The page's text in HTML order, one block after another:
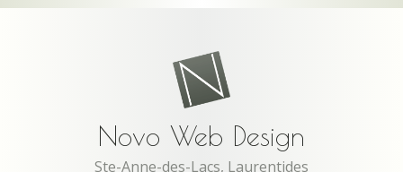
Novo Web Design
Ste-Anne-des-Lacs, Laurentides